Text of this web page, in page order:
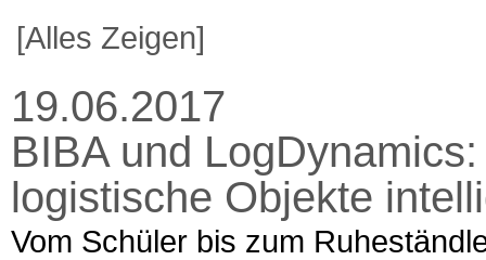
[Alles Zeigen]
19.06.2017
BIBA und
logistische Objekte
Vom Schüler bis zum